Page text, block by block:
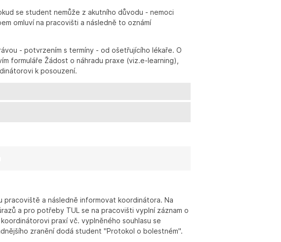
se student nemůže z akutního důvodu - nemoci
omluví na pracovišti a následně to oznámí
- potvrzením s termíny - od ošetřujícího lékaře. O
formuláře Žádost o náhradu praxe (viz.e-learning),
k posouzení.
pracoviště a následně informovat koordinátora. Na
a pro potřeby TUL se na pracovišti vyplní záznam o
praxí vč. vyplněného souhlasu se
zranění dodá student "Protokol o bolestném".